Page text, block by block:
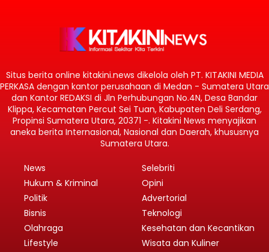
Situs berita online kitakini.news dikelola oleh PT. KITAKINI MEDIA
PERKASA dengan kantor perusahaan di Medan - Sumatera Utara
dan Kantor REDAKSI di Jln Perhubungan No.4N, Desa Bandar
Klippa, Kecamatan Percut Sei Tuan, Kabupaten Deli Serdang,
Propinsi Sumatera Utara, 20371 -. Kitakini News menyajikan
aneka berita Internasional, Nasional dan Daerah, khususnya
Sumatera Utara.
News
Hukum & Kriminal
Politik
Bisnis
Olahraga
Lifestyle
Selebriti
Opini
Advertorial
Teknologi
Kesehatan dan Kecantikan
Wisata dan Kuliner